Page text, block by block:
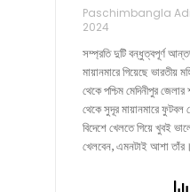
Paschimbangla
2024
সম্প্রতি দুটি বন্ধুত্বপূর্ণ
মায়ানমারে গিয়েছে ভারতীয়
থেকে পশ্চিম মেদিনীপুর
থেকে সুদূর মায়ানমারে ফুটবল
বিদেশে খেলতে গিয়ে খুবই
খেলবেন, এমনটাই আশা